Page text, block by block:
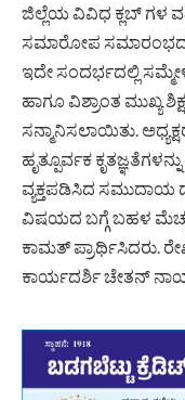
ಜಿಲ್ಲೆಯ ವಿವಿಧ ಕ್ಲಬ್ ಗಳ
ಸಮಾರೋಪ
ಇದೇ ಸಂದರ್ಭದಲ್ಲಿ
ಹಾಗೂ ವಿಶ್ರಾಂತ ಮುಖ್ಯ
ಸನ್ಮಾನಿಸಲಾಯಿತು.
ಹೃತ್ಪೂರ್ವಕ
ವ್ಯಕ್ತಪಡಿಸಿದ ಸಮುದಾಯ
ವಿಷಯದ ಬಗ್ಗೆ ಬಹಳ
ಕಾಮತ್ ಪ್ರಾರ್ಥಿಸಿದರು.
ಕಾರ್ಯದರ್ಶಿ ಚೇತನ್